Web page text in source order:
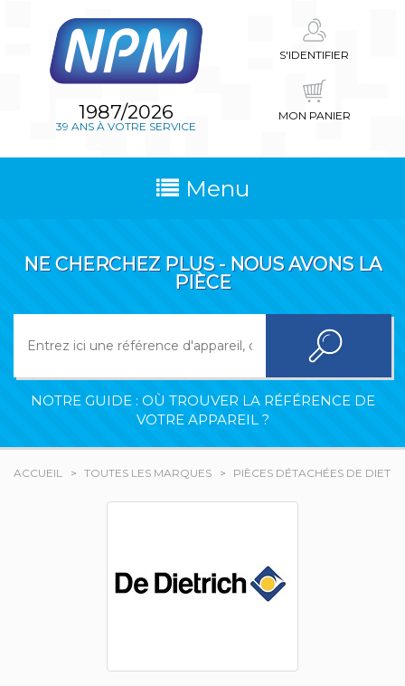
1987/2026
39 ANS À VOTRE SERVICE
S'IDENTIFIER
MON PANIER
Menu
NE CHERCHEZ PLUS - NOUS AVONS LA
PIÈCE
NOTRE GUIDE : OÙ TROUVER LA RÉFÉRENCE DE
VOTRE APPAREIL ?
ACCUEIL TOUTES LES MARQUES PIÈCES DÉTACHÉES DE